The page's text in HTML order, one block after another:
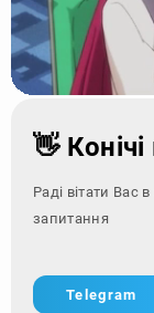
👋
Раді вітати Вас
запитання -
Telegram